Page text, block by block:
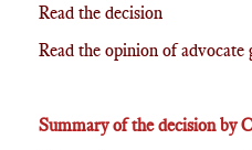
Read the decision
Read the opinion of advocate
Summary of the decision by